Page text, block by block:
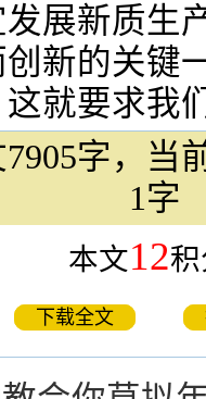
展新质生
新的关键
这就要求
字，当
1字
本文12
下载全文